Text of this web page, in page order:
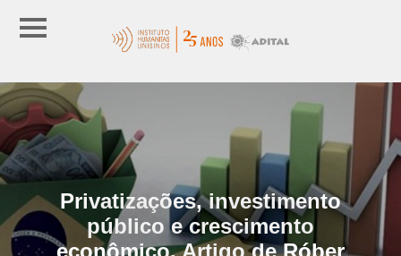
Privatizações, investimento
público e crescimento
econômico. Artigo de Róber